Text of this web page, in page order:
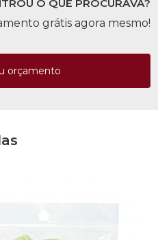
O QUE PROCURAVA?
grátis agora mesmo!
orçamento